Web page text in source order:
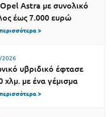
Astra με συνολικό
έως 7.000 ευρώ
>
2026
υβριδικό έφτασε
χλμ. με ένα γέμισμα
>